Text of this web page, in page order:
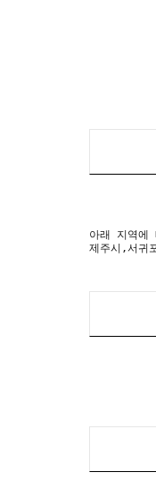
아래 지역에
제주시,서